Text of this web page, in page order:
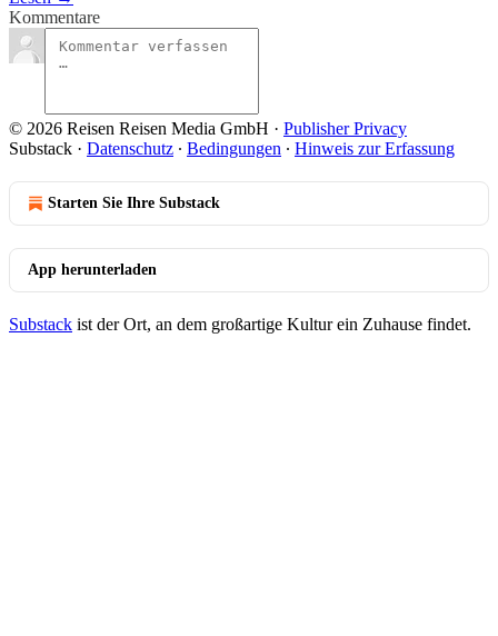
Kommentare
© 2026 Reisen Reisen Media GmbH · Publisher Privacy
Substack · Datenschutz ∙ Bedingungen ∙ Hinweis zur Erfassung
Starten Sie Ihre Substack
App herunterladen
Substack ist der Ort, an dem großartige Kultur ein Zuhause findet.